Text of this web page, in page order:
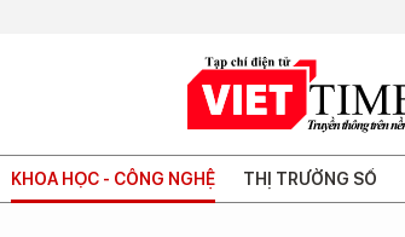
KHOA HỌC - CÔNG NGHỆ THỊ TRƯỜNG SỐ